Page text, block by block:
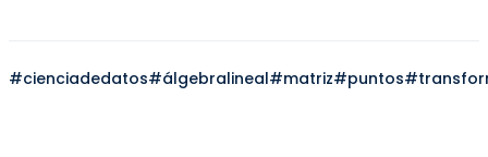
#cienciadedatos#álgebralineal#matriz#puntos